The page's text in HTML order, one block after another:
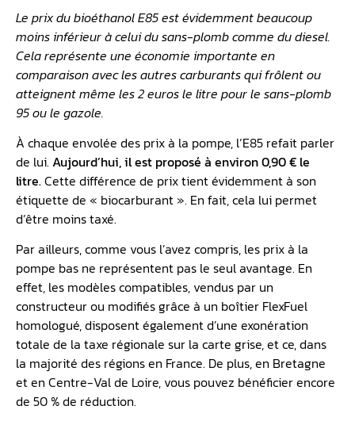
Le prix du bioéthanol E85 est évidemment beaucoup
moins inférieur à celui du sans-plomb comme du diesel.
Cela représente une économie importante en
comparaison avec les autres carburants qui frôlent ou
atteignent même les 2 euros le litre pour le sans-plomb
95 ou le gazole.
À chaque envolée des prix à la pompe, l’E85 refait parler
de lui. Aujourd’hui, il est proposé à environ 0,90 € le
litre.Cette différence de prix tient évidemment à son
étiquette de « biocarburant ». En fait, cela lui permet
d’être moins taxé.
Par ailleurs, comme vous l’avez compris, les prix à la
pompe bas ne représentent pas le seul avantage. En
effet, les modèles compatibles, vendus par un
constructeur ou modifiés grâce à un boîtier FlexFuel
homologué, disposent également d’une exonération
totale de la taxe régionale sur la carte grise, et ce, dans
la majorité des régions en France. De plus, en Bretagne
et en Centre-Val de Loire, vous pouvez bénéficier encore
de 50 % de réduction.